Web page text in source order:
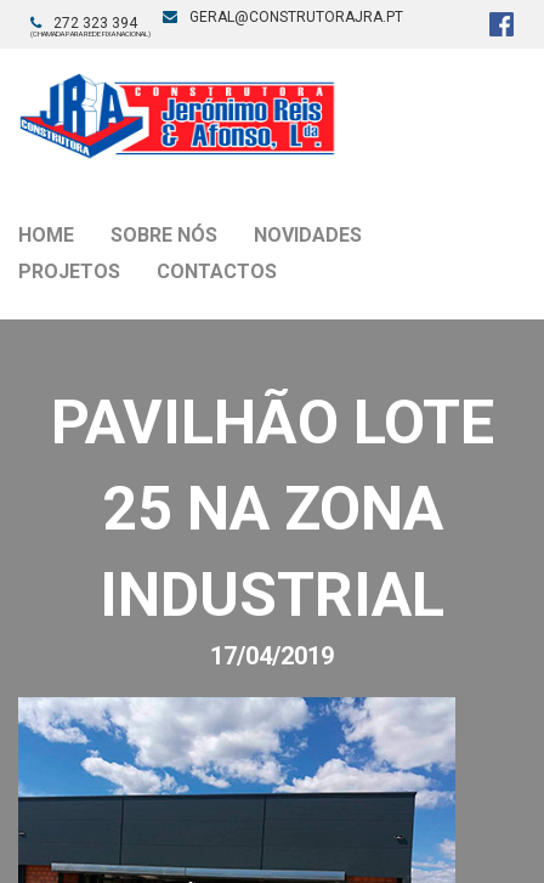
272 323 394
(CHAMADA PARA REDE FIXA NACIONAL)
GERAL@CONSTRUTORAJRA.PT
HOME SOBRE NÓS
NOVIDADES
PROJETOS
CONTACTOS
PAVILHÃO LOTE
25 NA ZONA
INDUSTRIAL
17/04/2019